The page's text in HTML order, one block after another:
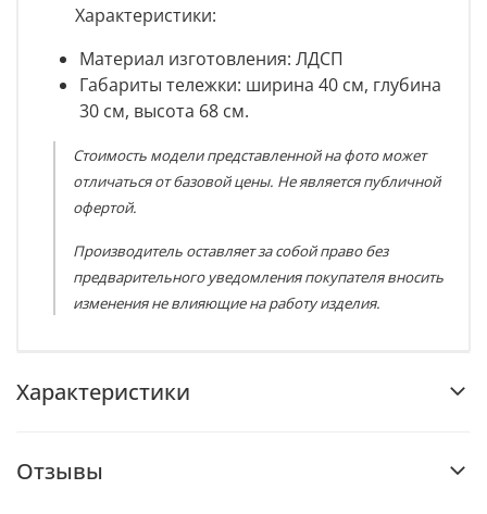
Характеристики:
Материал изготовления: ЛДСП
Габариты тележки: ширина 40 см, глубина
30 см, высота 68 см.
Стоимость модели представленной на фото может
отличаться от базовой цены. Не является публичной
офертой.
Производитель оставляет за собой право без
предварительного уведомления покупателя вносить
изменения не влияющие на работу изделия.
Характеристики
Отзывы